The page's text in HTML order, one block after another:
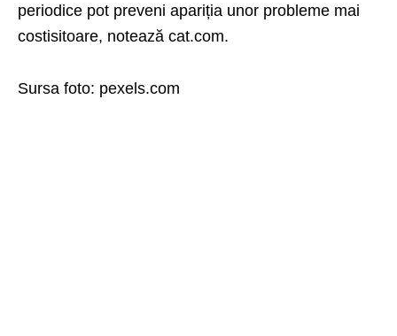
periodice pot preveni apariția unor probleme mai
costisitoare, notează cat.com.
Sursa foto: pexels.com